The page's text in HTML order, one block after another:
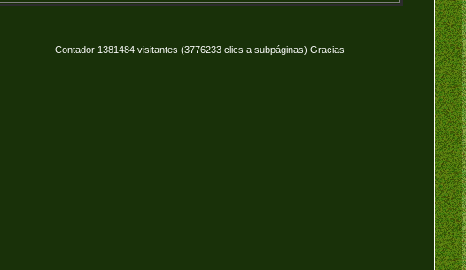
Contador 1381484 visitantes (3776233 clics a subpáginas) Gracias